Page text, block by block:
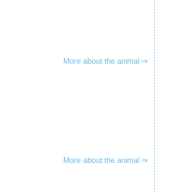
More about the animal ⇒
More about the animal ⇒